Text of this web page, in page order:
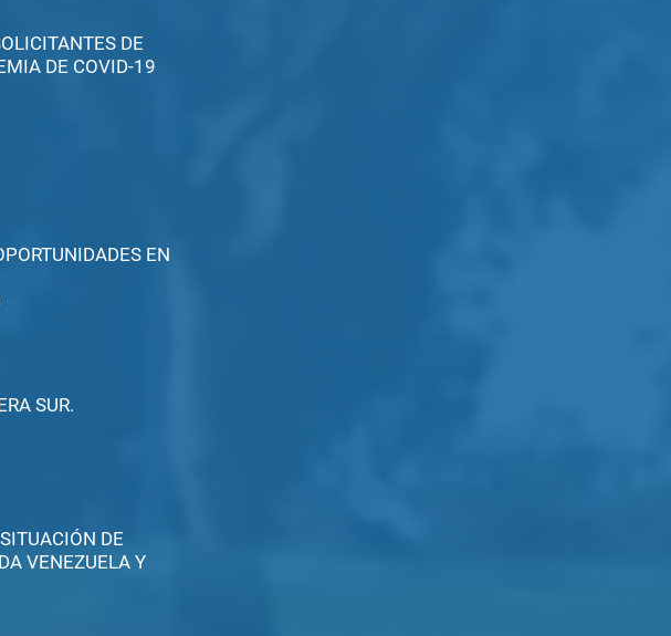
DE
DE COVID-19
EN
SUR.
DE
VENEZUELA Y